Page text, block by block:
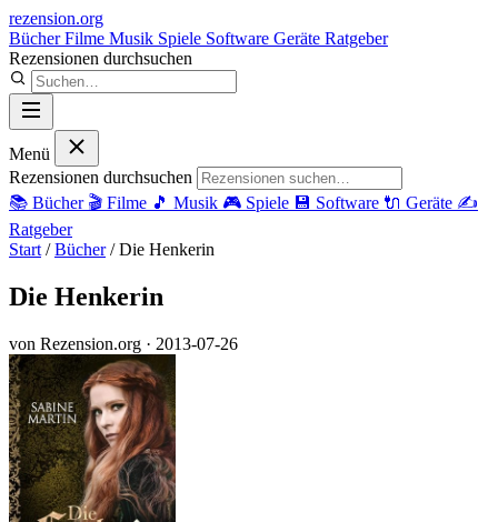
rezension.org
BücherFilme Musik Spiele Software Geräte Ratgeber
Rezensionen durchsuchen
Menü
Rezensionen durchsuchen
📚 Bücher 🎬 Filme 🎵 Musik 🎮 Spiele 💾 Software 🔌 Geräte ✍️
Ratgeber
Start / Bücher / Die Henkerin
Die Henkerin
von Rezension.org · 2013-07-26